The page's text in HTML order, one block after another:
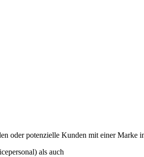
oder potenzielle Kunden mit einer
als auch